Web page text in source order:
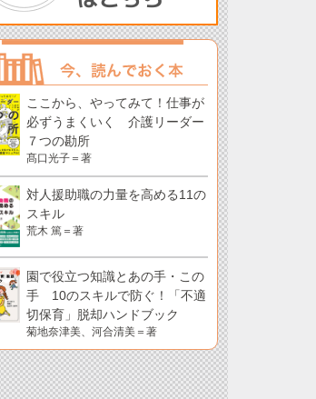
ここから、やってみて！仕事が
必ずうまくいく 介護リーダー
７つの勘所
髙口光子＝著
対人援助職の力量を高める11の
スキル
荒木 篤＝著
園で役立つ知識とあの手・この
手 10のスキルで防ぐ！「不適
切保育」脱却ハンドブック
菊地奈津美、河合清美＝著